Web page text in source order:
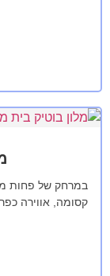
במרחק של פחות
קסומה, אווירה